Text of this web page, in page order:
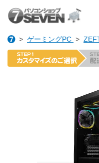
> ゲーミングPC >